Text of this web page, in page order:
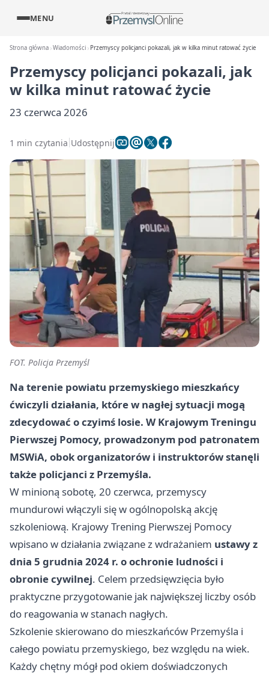
MENU
Strona główna Wiadomości Przemyscy policjanci pokazali, jak w kilka minut ratować życie
Przemyscy policjanci pokazali, jak
w kilka minut ratować życie
23 czerwca 2026
1 min czytania Udostępnij
FOT. Policja Przemyśl
Na terenie powiatu przemyskiego mieszkańcy
ćwiczyli działania, które w nagłej sytuacji mogą
zdecydować o czyimś losie. W Krajowym Treningu
Pierwszej Pomocy, prowadzonym pod patronatem
MSWiA, obok organizatorów i instruktorów stanęli
także policjanci z Przemyśla.
W minioną sobotę, 20 czerwca, przemyscy
mundurowi włączyli się w ogólnopolską akcję
szkoleniową. Krajowy Trening Pierwszej Pomocy
wpisano w działania związane z wdrażaniem ustawy z
dnia 5 grudnia 2024 r. o ochronie ludności i
obronie cywilnej. Celem przedsięwzięcia było
praktyczne przygotowanie jak największej liczby osób
do reagowania w stanach nagłych.
Szkolenie skierowano do mieszkańców Przemyśla i
całego powiatu przemyskiego, bez względu na wiek.
Każdy chętny mógł pod okiem doświadczonych